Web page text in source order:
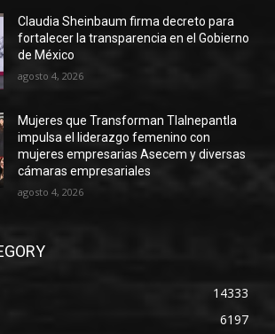
Claudia Sheinbaum firma decreto para
fortalecer la transparencia en el Gobierno
de México
agosto 4, 2026
Mujeres que Transforman Tlalnepantla
impulsa el liderazgo femenino con
mujeres empresarias Asecem y diversas
cámaras empresariales
agosto 4, 2026
14333
6197